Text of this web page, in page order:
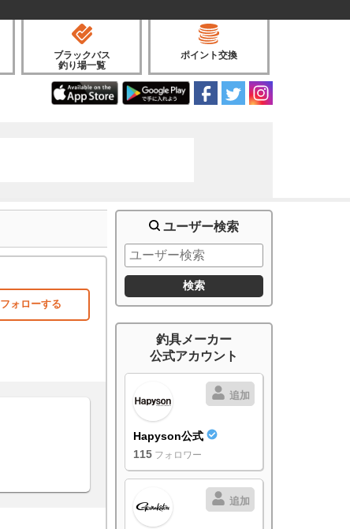
ブラックバス
釣り場一覧
ポイント交換
フォローする
ユーザー検索
釣具メーカー
公式アカウント
追加
Hapyson公式
115 フォロワー
追加